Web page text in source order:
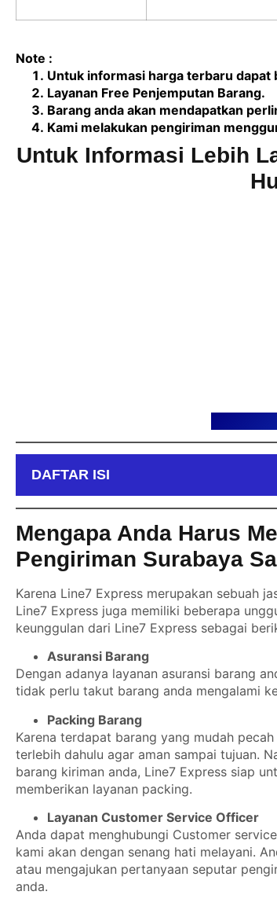
Note :
Untuk informasi harga terbaru dapat
Layanan Free Penjemputan Barang.
Barang anda akan mendapatkan
Kami melakukan pengiriman
Untuk Informasi Lebih
DAFTAR ISI
Mengapa Anda Harus
Pengiriman Surabaya
Karena Line7 Express merupakan sebuah
Line7 Express juga memiliki beberapa
keunggulan dari Line7 Express sebagai
Asuransi Barang
Dengan adanya layanan asuransi barang
tidak perlu takut barang anda mengalami
Packing Barang
Karena terdapat barang yang mudah
terlebih dahulu agar aman sampai tujuan.
barang kiriman anda, Line7 Express siap
memberikan layanan packing.
Layanan Customer Service Officer
Anda dapat menghubungi Customer
kami akan dengan senang hati melayani.
atau mengajukan pertanyaan seputar
anda.